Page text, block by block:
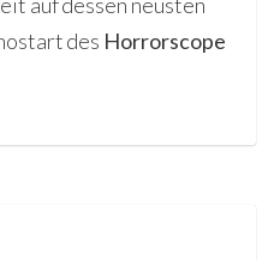
des Horrorscope